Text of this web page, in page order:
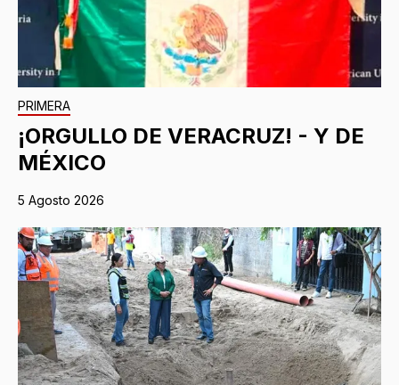
PRIMERA
¡ORGULLO DE VERACRUZ! - Y DE
MÉXICO
5 Agosto 2026